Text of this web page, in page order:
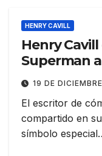
HENRY CAVILL
Henry
Superman
19 DE
El escritor de
compartido en
símbolo